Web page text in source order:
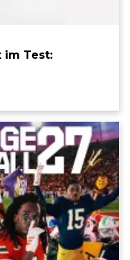
im Test: